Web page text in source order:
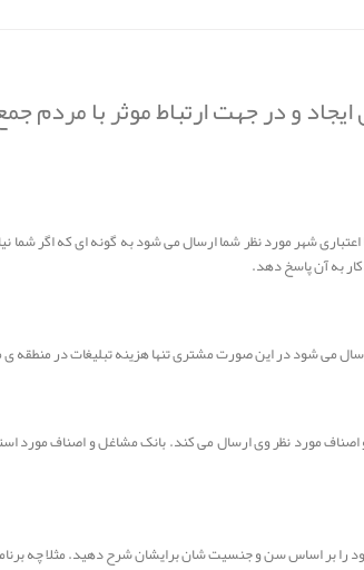
و در جهت ارتباط موثر با
شهر مورد نظر شما ارسال می شود به گونه ای که اگر
به آن پاسخ دهد.
می شود در این صورت مشتری تنها هزینه تبلیغات در منطقه
مورد نظر وی ارسال می کند. بانک مشاغل و اصناف مورد
را بر اساس سن و جنسیت شان برایشان شرح دهید. مثلا چه